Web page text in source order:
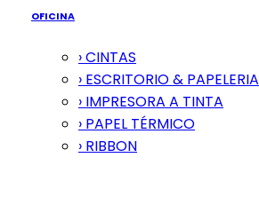
OFICINA
› CINTAS
› ESCRITORIO & PAPELERIA
› IMPRESORA A TINTA
› PAPEL TÉRMICO
› RIBBON